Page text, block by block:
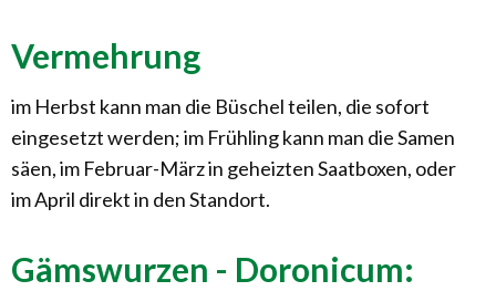
Vermehrung
im Herbst kann man die Büschel teilen, die sofort
eingesetzt werden; im Frühling kann man die Samen
säen, im Februar-März in geheizten Saatboxen, oder
im April direkt in den Standort.
Gämswurzen - Doronicum: